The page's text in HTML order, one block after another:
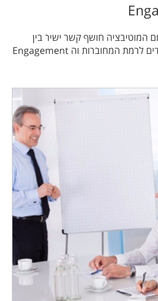
המוטיבציה חושף קשר ישיר בין
איכות המוטיבציה של עובדים לרמת המחוברות וה Engagement